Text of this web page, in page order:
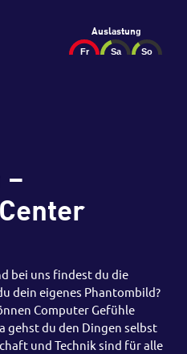
Auslastung
?
bei uns findest du die
dein eigenes Phantombild?
Computer Gefühle
gehst du den Dingen selbst
und Technik sind für alle